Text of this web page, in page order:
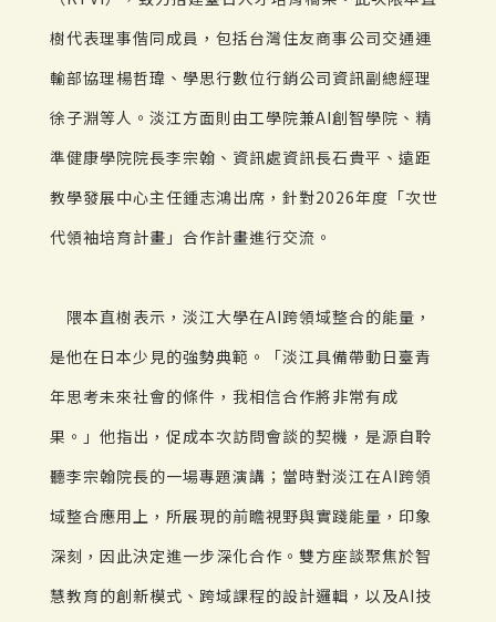
樹代表理事偕同成員，包括台灣住友商事公司交通運
輸部協理楊哲瑋、學思行數位行銷公司資訊副總經理
徐子淵等人。淡江方面則由工學院兼AI創智學院、精
準健康學院院長李宗翰、資訊處資訊長石貴平、遠距
教學發展中心主任鍾志鴻出席，針對2026年度「次世
代領袖培育計畫」合作計畫進行交流。
隈本直樹表示，淡江大學在AI跨領域整合的能量，
是他在日本少見的強勢典範。「淡江具備帶動日臺青
年思考未來社會的條件，我相信合作將非常有成
果。」他指出，促成本次訪問會談的契機，是源自聆
聽李宗翰院長的一場專題演講；當時對淡江在AI跨領
域整合應用上，所展現的前瞻視野與實踐能量，印象
深刻，因此決定進一步深化合作。雙方座談聚焦於智
慧教育的創新模式、跨域課程的設計邏輯，以及AI技